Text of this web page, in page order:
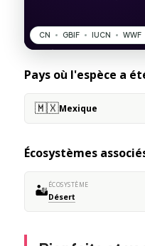
Pays où l'espèce a
🇲🇽Mexique
Écosystèmes
🏜️ÉCOSYSTÈME
Désert